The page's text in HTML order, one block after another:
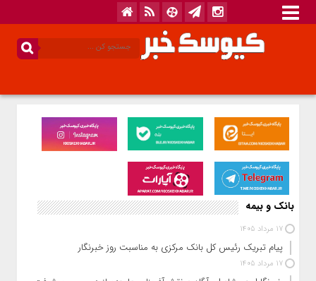
بانک و بیمه
17 مرداد 1405
پیام تبریک رئیس کل بانک مرکزی به مناسبت روز خبرنگار
17 مرداد 1405